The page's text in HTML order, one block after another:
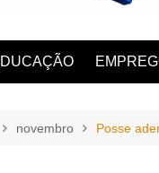
novembro Posse